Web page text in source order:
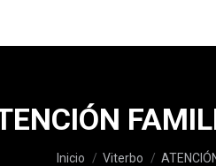
Estás aquí:
Inicio Viterbo